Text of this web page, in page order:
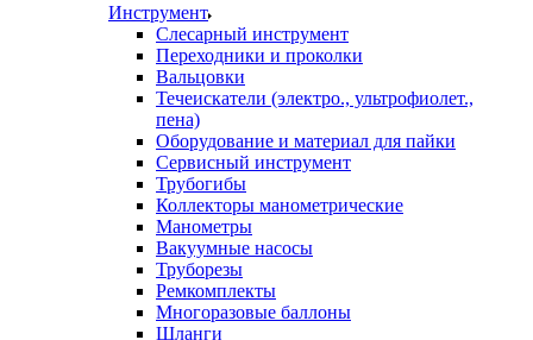
Инструмент
Слесарный инструмент
Переходники и проколки
Вальцовки
Течеискатели (электро., ультрофиолет.,
пена)
Оборудование и материал для пайки
Сервисный инструмент
Трубогибы
Коллекторы манометрические
Манометры
Вакуумные насосы
Труборезы
Ремкомплекты
Многоразовые баллоны
Шланги